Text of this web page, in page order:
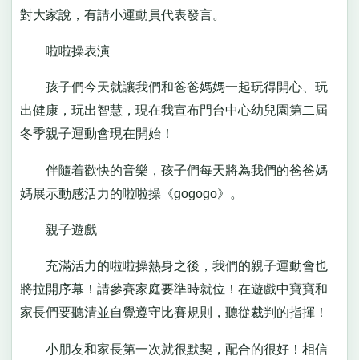
對大家說，有請小運動員代表發言。
啦啦操表演
孩子們今天就讓我們和爸爸媽媽一起玩得開心、玩
出健康，玩出智慧，現在我宣布門台中心幼兒園第二屆
冬季親子運動會現在開始！
伴隨着歡快的音樂，孩子們每天將為我們的爸爸媽
媽展示動感活力的啦啦操《gogogo》。
親子遊戲
充滿活力的啦啦操熱身之後，我們的親子運動會也
將拉開序幕！請參賽家庭要準時就位！在遊戲中寶寶和
家長們要聽清並自覺遵守比賽規則，聽從裁判的指揮！
小朋友和家長第一次就很默契，配合的很好！相信